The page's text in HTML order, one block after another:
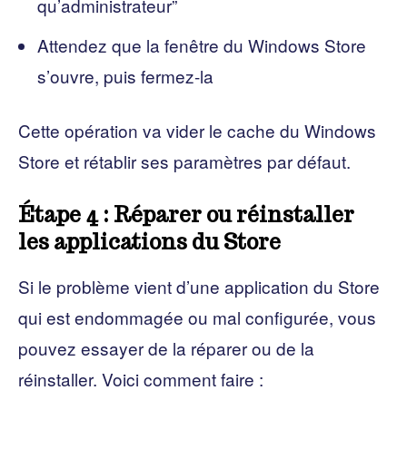
qu’administrateur”
Attendez que la fenêtre du Windows Store
s’ouvre, puis fermez-la
Cette opération va vider le cache du Windows
Store et rétablir ses paramètres par défaut.
Étape 4 : Réparer ou réinstaller
les applications du Store
Si le problème vient d’une application du Store
qui est endommagée ou mal configurée, vous
pouvez essayer de la réparer ou de la
réinstaller. Voici comment faire :